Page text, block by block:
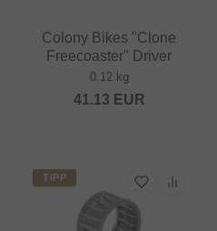
Colony Bikes "Clone
Freecoaster" Driver
0.12 kg
41.13 EUR
TIPP